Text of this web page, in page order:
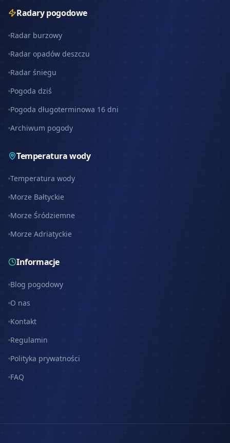
Radary pogodowe
Radar burzowy
Radar opadów deszczu
Radar śniegu
Pogoda dziś
Pogoda długoterminowa 16 dni
Archiwum pogody
Temperatura wody
Temperatura wody
Morze Bałtyckie
Morze Śródziemne
Morze Adriatyckie
Informacje
Blog pogodowy
O nas
Kontakt
Regulamin
Polityka prywatności
FAQ